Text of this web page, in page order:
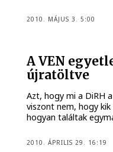
2010. MÁJUS 3. 5:00
A VEN
újratöltve
Azt, hogy mi a DiRH
viszont nem, hogy
hogyan találtak
2010. ÁPRILIS 29. 16:19